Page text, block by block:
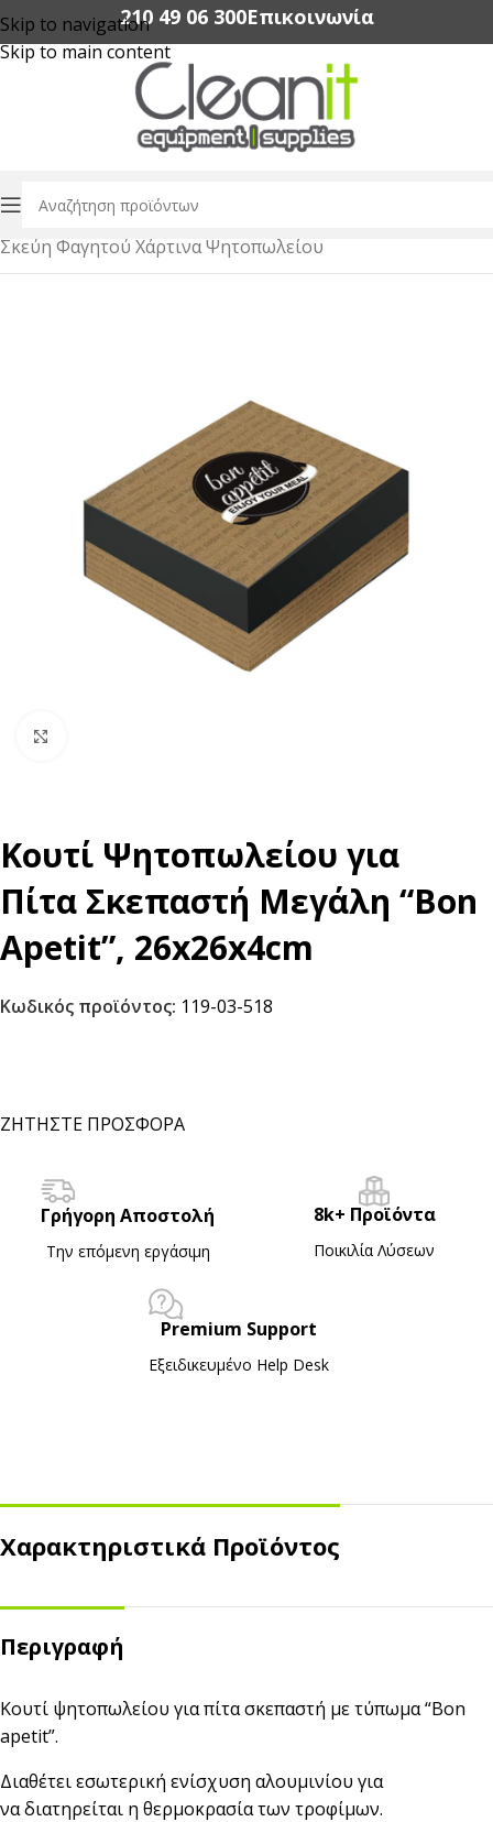
Skip to navigation
Skip to main content
210 49 06 300‬Επικοινωνία
Αρχική σελίδα/Συσκευασία Τροφίμων
Σκεύη Φαγητού Χάρτινα Ψητοπωλείου
Κουτί Ψητοπωλείου για
Πίτα Σκεπαστή Μεγάλη “Bon
Αpetit”, 26x26x4cm
Κωδικός προϊόντος: 119-03-518
ΖΗΤΗΣΤΕ ΠΡΟΣΦΟΡΑ
Γρήγορη Αποστολή
Την επόμενη εργάσιμη
8k+ Προϊόντα
Ποικιλία Λύσεων
Premium Support
Εξειδικευμένο Ηelp Desk
Χαρακτηριστικά Προϊόντος
Περιγραφή
Κουτί ψητοπωλείου για πίτα σκεπαστή με τύπωμα “Bon
apetit”.
Διαθέτει εσωτερική ενίσχυση αλουμινίου για
να διατηρείται η θερμοκρασία των τροφίμων.